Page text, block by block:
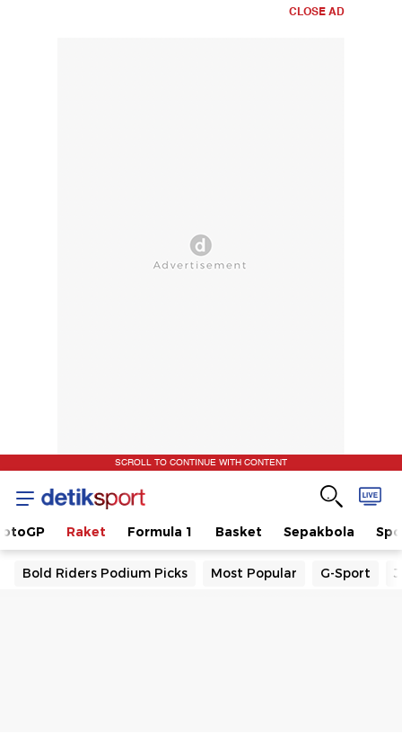
CLOSE AD
SCROLL TO CONTINUE WITH CONTENT
Raket Formula 1 Basket Sepakbola
Bold Riders Podium Picks Most Popular G-Sport